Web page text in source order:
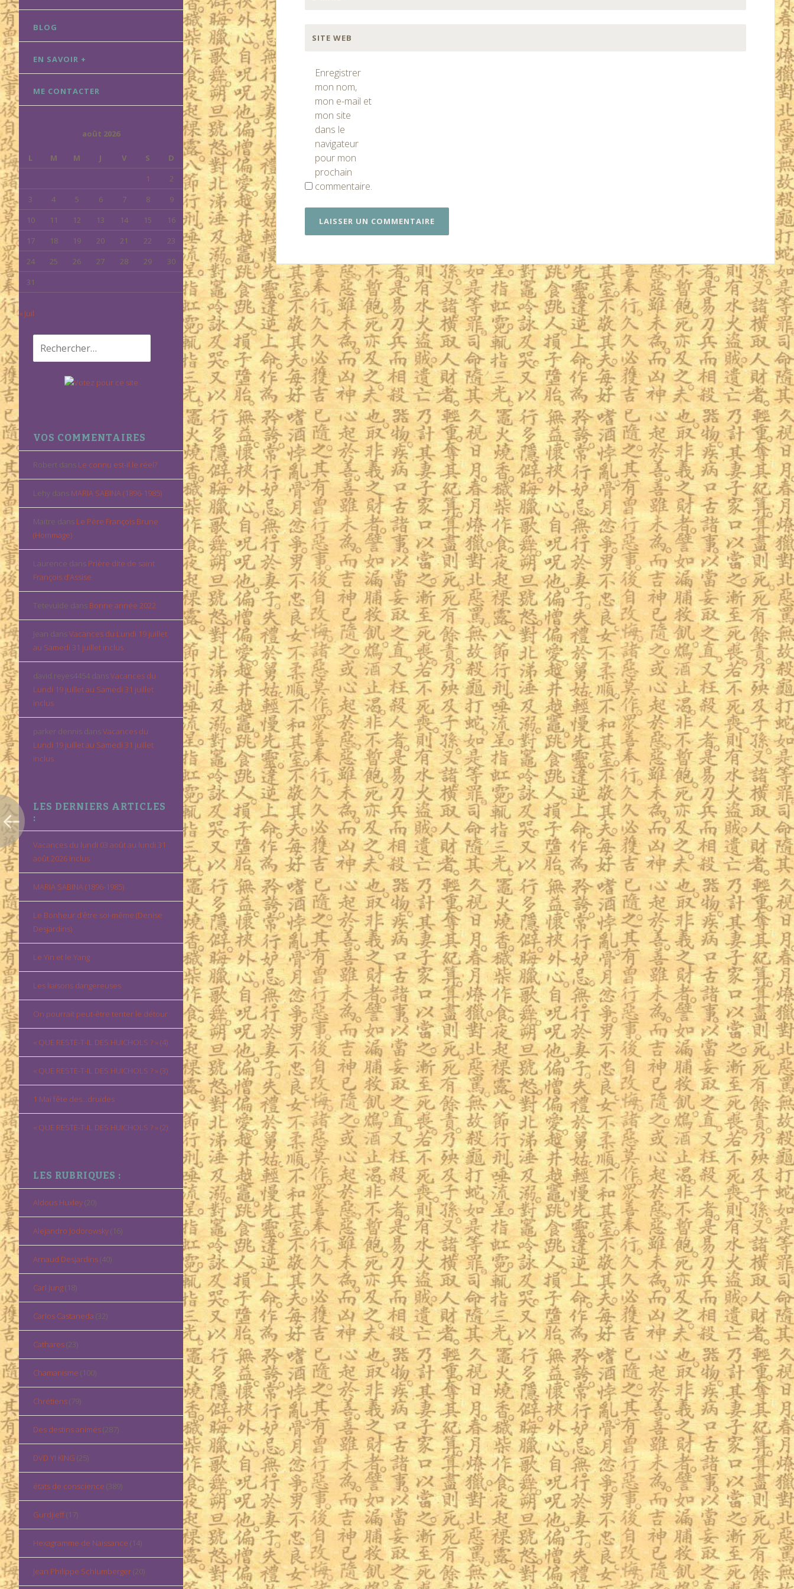
BLOG
EN SAVOIR +
ME CONTACTER
août 2026
L M M J V S
D
1
2
3
4 5 6 7 8
9
10
11 12 13 14 15
16
17
18 19 20 21 22
23
24
25 26 27 28 29
30
31
« Juil
Rechercher :
VOS COMMENTAIRES
Robert dans Le connu est-il le réel?
Lehy dans MARIA SABINA (1896-1985)
Maitre dans Le Père François Brune
(Hommage)
Laurence dans Prière dite de saint
François d’Assise
Tetevuide dans Bonne année 2022
Jean dansVacances du Lundi 19 juillet
au Samedi 31 juillet inclus
david.reyes4454 dansVacances du
Lundi 19 juillet au Samedi 31 juillet
inclus
parker dennis dansVacances du
Lundi 19 juillet au Samedi 31 juillet
inclus
LES DERNIERS ARTICLES
:
Vacances du lundi 03 août au lundi 31
août 2026 inclus
MARIA SABINA (1896-1985)
Le Bonheur d’être soi-même (Denise
Desjardins)
Le Yin et le Yang
Les liaisons dangereuses
On pourrait peut-être tenter le détour
« QUE RESTE-T-IL DES HUICHOLS ? » (4)
« QUE RESTE-T-IL DES HUICHOLS ? » (3)
1 Mai fête des…druides
« QUE RESTE-T-IL DES HUICHOLS ? » (2)
LES RUBRIQUES :
Aldous Huxley(20)
Alejandro Jodorowsky(16)
Arnaud Desjardins(40)
Carl Jung(18)
Carlos Castaneda (32)
Cathares(23)
Chamanisme (100)
Chrétiens(79)
Des destins animés(287)
DVD YI KING (25)
états de conscience (389)
Gurdjieff(17)
Hexagramme de Naissance (14)
Jean Philippe Schlumberger(20)
SITE WEB
Enregistrer
mon nom,
mon e-mail et
mon site
dans le
navigateur
pour mon
prochain
commentaire.